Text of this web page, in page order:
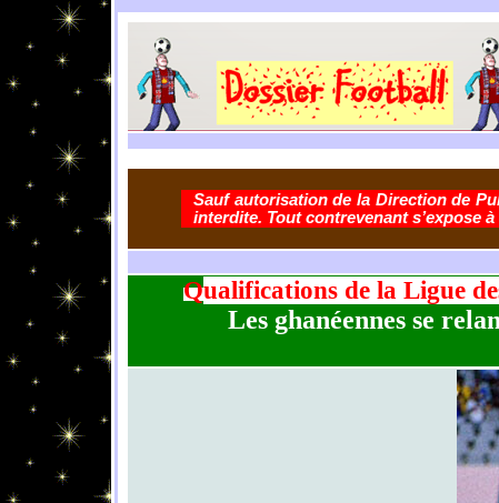
Sauf autorisation de la Direction de
interdite. Tout contrevenant s’expose
Qualifications de la Ligue
Les ghanéennes se